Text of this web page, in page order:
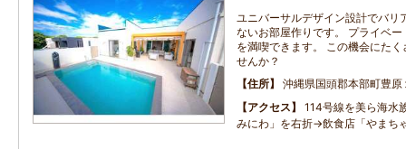
ユニバーサルデザイン設計でバリ
ないお部屋作りです。 プライベ
を満喫できます。 この機会にた
せんか？
住所
沖縄県国頭郡本部町豊原
アクセス
114号線を美ら海水
みにわ」を右折→飲食店「やまち